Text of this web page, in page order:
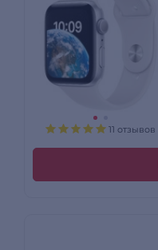
11 отзывов